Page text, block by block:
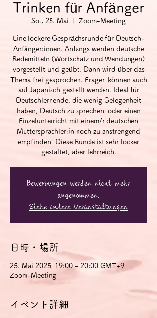
Trinken für Anfänger
So., 25. Mai Zoom-Meeting
Eine lockere Gesprächsrunde für Deutsch-
Anfänger:innen. Anfangs werden deutsche
Redemitteln (Wortschatz und Wendungen)
vorgestellt und geübt. Dann wird über das
Thema frei gesprochen. Fragen können auch
auf Japanisch gestellt werden. Ideal für
Deutschlernende, die wenig Gelegenheit
haben, Deutsch zu sprechen, oder einen
Einzelunterricht mit einem/r deutschen
Muttersprachler:in noch zu anstrengend
empfinden! Diese Runde ist sehr locker
gestaltet, aber lehrreich.
Bewerbungen werden nicht mehr
angenommen.
Siehe andere Veranstaltungen
日時・場所
25. Mai 2025, 19:00 – 20:00 GMT+9
Zoom-Meeting
イベント詳細